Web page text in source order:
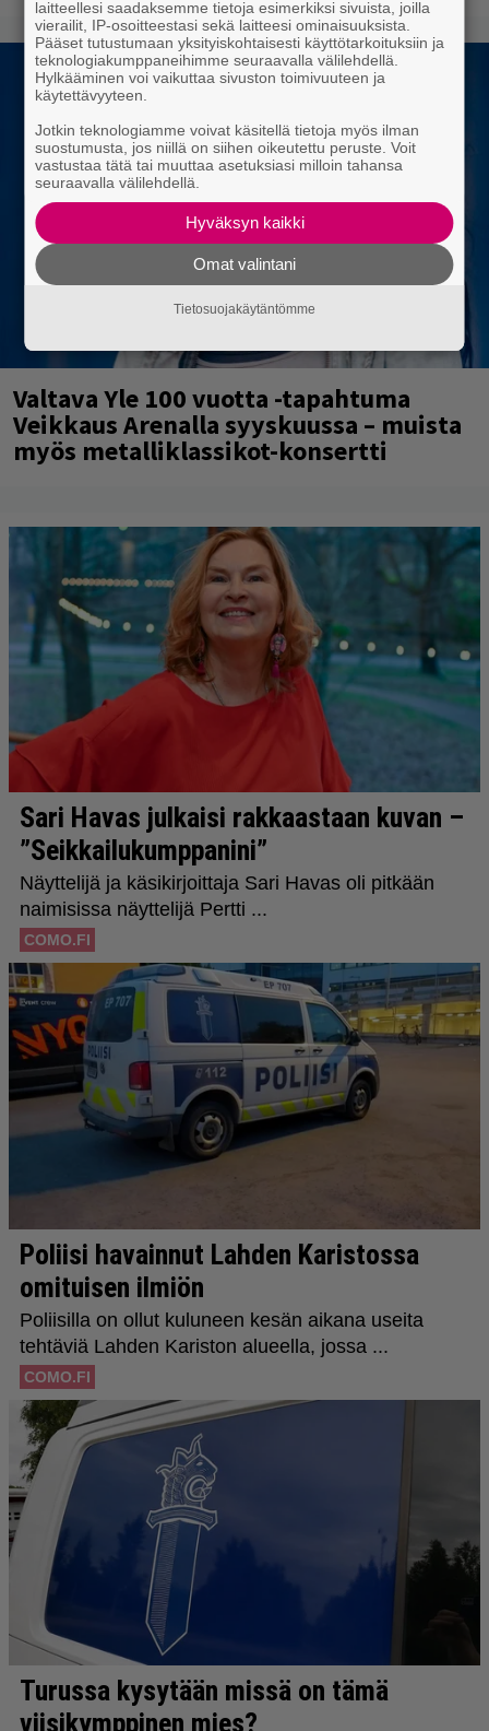
kuussa dokumentti
Valtava Yle 100 vuotta -tapahtuma
Veikkaus Arenalla syyskuussa – muista
laitteellesi saadaksemme tietoja esimerkiksi sivuista, joilla
vierailit, IP-osoitteestasi sekä laitteesi ominaisuuksista.
Pääset tutustumaan yksityiskohtaisesti käyttötarkoituksiin ja
teknologiakumppaneihimme seuraavalla välilehdellä.
Hylkääminen voi vaikuttaa sivuston toimivuuteen ja
käytettävyyteen.
Jotkin teknologiamme voivat käsitellä tietoja myös ilman
suostumusta, jos niillä on siihen oikeutettu peruste. Voit
vastustaa tätä tai muuttaa asetuksiasi milloin tahansa
seuraavalla välilehdellä.
Hyväksyn kaikki
Omat valintani
Tietosuojakäytäntömme